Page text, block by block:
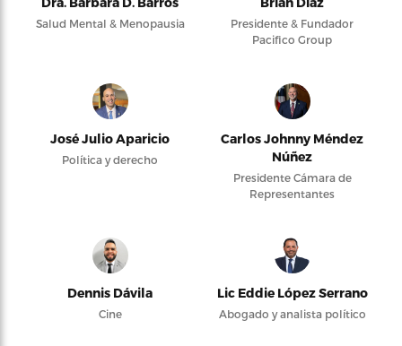
Salud Mental & Menopausia
Presidente & Fundador
Pacifico Group
José Julio Aparicio
Política y derecho
Carlos Johnny Méndez
Núñez
Presidente Cámara de
Representantes
Dennis Dávila
Cine
Lic Eddie López Serrano
Abogado y analista político